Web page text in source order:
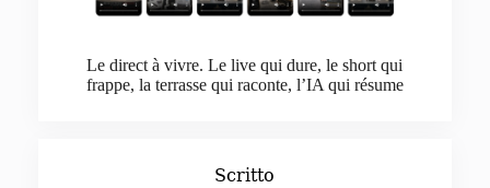
Le direct à vivre. Le live qui dure, le short qui
frappe, la terrasse qui raconte, l’IA qui résume
Scritto